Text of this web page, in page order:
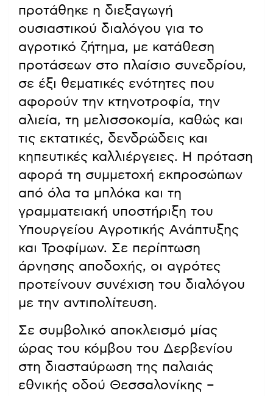
προτάθηκε η διεξαγωγή
ουσιαστικού διαλόγου για το
αγροτικό ζήτημα, με κατάθεση
προτάσεων στο πλαίσιο συνεδρίου,
σε έξι θεματικές ενότητες που
αφορούν την κτηνοτροφία, την
αλιεία, τη μελισσοκομία, καθώς και
τις εκτατικές, δενδρώδεις και
κηπευτικές καλλιέργειες. Η πρόταση
αφορά τη συμμετοχή εκπροσώπων
από όλα τα μπλόκα και τη
γραμματειακή υποστήριξη του
Υπουργείου Αγροτικής Ανάπτυξης
και Τροφίμων. Σε περίπτωση
άρνησης αποδοχής, οι αγρότες
προτείνουν συνέχιση του διαλόγου
με την αντιπολίτευση.
Σε συμβολικό αποκλεισμό μίας
ώρας του κόμβου του Δερβενίου
στη διασταύρωση της παλαιάς
εθνικής οδού Θεσσαλονίκης –